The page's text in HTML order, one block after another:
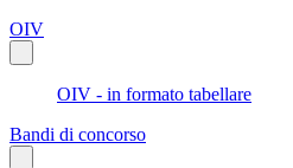
OIV
OIV - in formato tabellare
Bandi di concorso